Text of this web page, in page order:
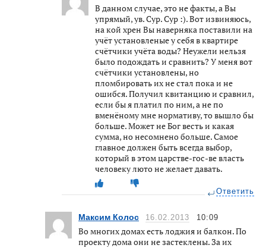
В данном случае, это не факты, а Вы
упрямый, ув. Сур. Сур :). Вот извиняюсь,
на кой хрен Вы наверняка поставили на
учёт установленые у себя в квартире
счётчики учёта воды? Неужели нельзя
было подождать и сравнить? У меня вот
счётчики установлены, но
пломбировать их не стал пока и не
ошибся. Получил квитанцию и сравнил,
если бы я платил по ним, а не по
вменёному мне нормативу, то вышло бы
больше. Может не Бог весть и какая
сумма, но несомнено больше. Самое
главное должен быть всегда выбор,
который в этом царстве-гос-ве власть
человеку люто не желает давать.
Ответить
Максим Колос 16.02.2013 10:09
Во многих домах есть лоджия и балкон. По
проекту дома они не застеклены. За их